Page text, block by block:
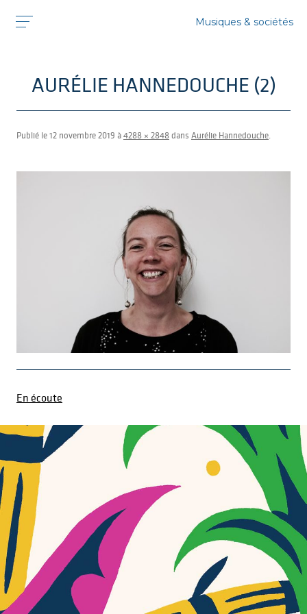
AURÉLIE HANNEDOUCHE (2)
Publié le12 novembre 2019 à4288 × 2848dans Aurélie Hannedouche.
En écoute
Musiques & sociétés